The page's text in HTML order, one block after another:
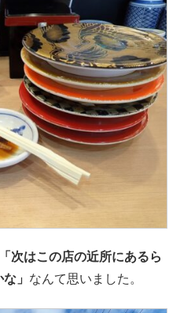
「次はこの店の近所にあるら
」 なんて思いました。